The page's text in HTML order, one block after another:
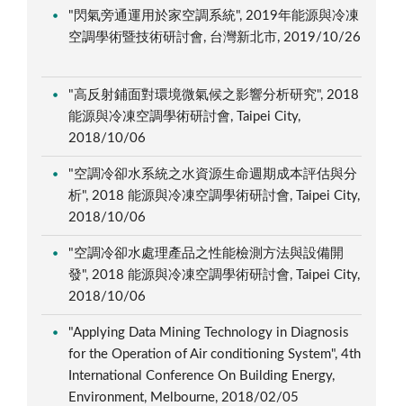
"閃氣旁通運用於家空調系統", 2019年能源與冷凍
空調學術暨技術研討會, 台灣新北市, 2019/10/26
"高反射鋪面對環境微氣候之影響分析研究", 2018
能源與冷凍空調學術研討會, Taipei City,
2018/10/06
"空調冷卻水系統之水資源生命週期成本評估與分
析", 2018 能源與冷凍空調學術研討會, Taipei City,
2018/10/06
"空調冷卻水處理產品之性能檢測方法與設備開
發", 2018 能源與冷凍空調學術研討會, Taipei City,
2018/10/06
"Applying Data Mining Technology in Diagnosis
for the Operation of Air conditioning System", 4th
International Conference On Building Energy,
Environment, Melbourne, 2018/02/05